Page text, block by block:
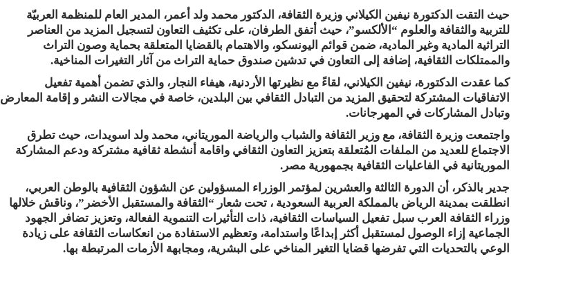
حيث التقت الدكتورة نيفين الكيلاني وزيرة الثقافة، الدكتور محمد ولد أعمر، المدير العام للمنظمة العربيّة
للتربية والثقافة والعلوم “الألكسو”، حيث أتفق الطرفان، على تكثيف التعاون لتسجيل المزيد من العناصر
التراثية المادية وغير المادية، ضمن قوائم اليونسكو، والاهتمام بالقضايا المتعلقة بحماية وصون التراث
والممتلكات الثقافية، إضافة إلى التعاون في تدشين صندوق حماية التراث من آثار التغيرات المناخية.
كما عقدت الدكتورة، نيفين الكيلاني، لقاءً مع نظيرتها الأردنية، هيفاء النجار، والذي تضمن أهمية تفعيل
الاتفاقيات المشتركة لتحقيق المزيد من التبادل الثقافي بين البلدين، خاصة في مجالات النشر و إقامة المعارض
وتبادل المشاركات في المهرجانات.
واجتمعت وزيرة الثقافة، مع وزير الثقافة والشباب والرياضة الموريتاني، محمد ولد اسويدات، حيث تطرق
الاجتماع للعديد من الملفات المُتعلقة بتعزيز التعاون الثقافي واقامة أنشطة ثقافية مشتركة ودعم المشاركة
الموريتانية في الفاعليات الثقافية بجمهورية مصر.
جدير بالذكر، أن الدورة الثالثة والعشرين لمؤتمر الوزراء المسؤولين عن الشؤون الثقافية بالوطن العربي،
انطلقت بمدينة الرياض بالمملكة العربية السعودية ، تحت شعار “الثقافة والمستقبل الأخضر”، وناقش خلالها
وزراء الثقافة العرب سبل تفعيل السياسات الثقافية، ذات التأثيرات التنموية الفعالة، وتعزيز تضافر الجهود
الجماعية إزاء الوصول لمستقبل أكثر إبداعًا واستدامة، وتعظيم الاستفادة من انعكاسات الثقافة على زيادة
الوعي بالتحديات التي تفرضها قضايا التغير المناخي على البشرية، ومجابهة الأزمات المرتبطة بها.